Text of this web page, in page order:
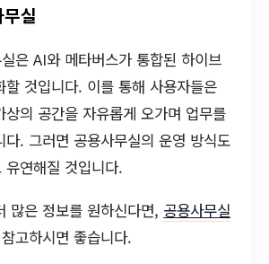
실
은 AI와 메타버스가 통합된 하이브
할 것입니다. 이를 통해 사용자들은
상의 공간을 자유롭게 오가며 업무를
다. 그러면 공용사무실의 운영 방식도
유연해질 것입니다.
많은 정보를 원하신다면, 공용사무실
고하시면 좋습니다.